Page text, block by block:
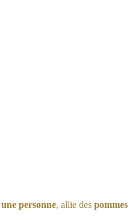
une personne, allie des pommes